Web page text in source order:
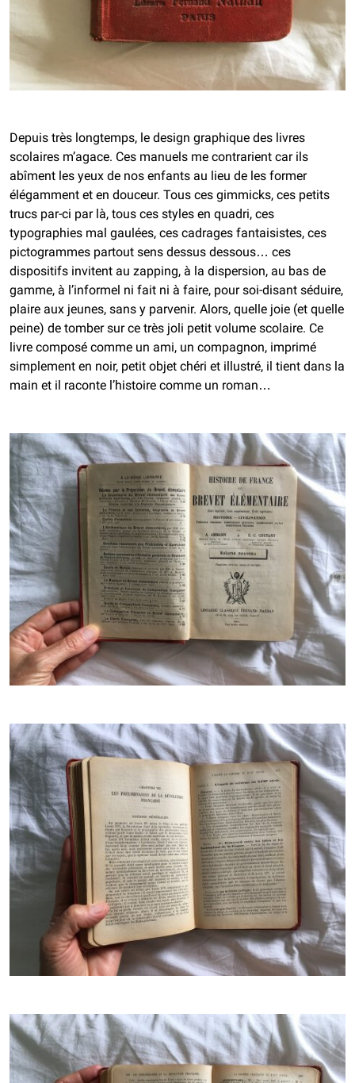
Depuis très longtemps, le design graphique des livres
scolaires m’agace. Ces manuels me contrarient car ils
abîment les yeux de nos enfants au lieu de les former
élégamment et en douceur. Tous ces gimmicks, ces petits
trucs par-ci par là, tous ces styles en quadri, ces
typographies mal gaulées, ces cadrages fantaisistes, ces
pictogrammes partout sens dessus dessous… ces
dispositifs invitent au zapping, à la dispersion, au bas de
gamme, à l’informel ni fait ni à faire, pour soi-disant séduire,
plaire aux jeunes, sans y parvenir. Alors, quelle joie (et quelle
peine) de tomber sur ce très joli petit volume scolaire. Ce
livre composé comme un ami, un compagnon, imprimé
simplement en noir, petit objet chéri et illustré, il tient dans la
main et il raconte l’histoire comme un roman…